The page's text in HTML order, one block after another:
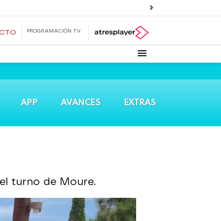
PROGRAMACIÓN TV
APP AVANCES EXTRAS
turno de Moure.